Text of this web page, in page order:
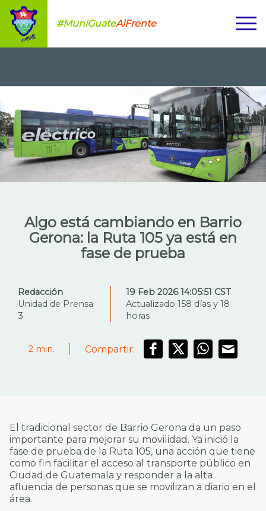
#MuniGuateAlFrente
Algo está cambiando en Barrio
Gerona: la Ruta 105 ya está en
fase de prueba
Redacción
Unidad de Prensa
3
19 Feb 2026 14:05:51 CST
Actualizado 158 días y 18
horas
2 min. Compartir:
El tradicional sector de Barrio Gerona da un paso
importante para mejorar su movilidad. Ya inició la
fase de prueba de la Ruta 105, una acción que tiene
como fin facilitar el acceso al transporte público en
Ciudad de Guatemala y responder a la alta
afluencia de personas que se movilizan a diario en el
área.